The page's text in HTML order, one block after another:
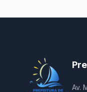
Av.